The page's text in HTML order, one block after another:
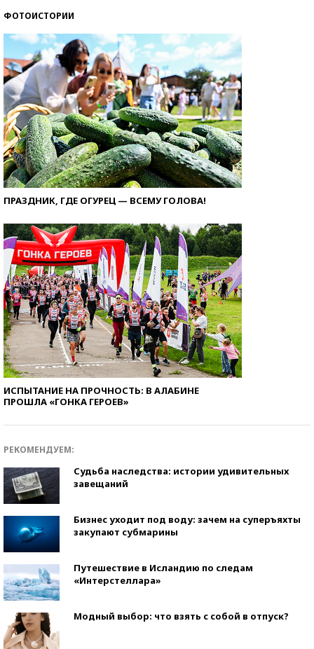
ФОТОИСТОРИИ
ПРАЗДНИК, ГДЕ ОГУРЕЦ — ВСЕМУ ГОЛОВА!
ИСПЫТАНИЕ НА ПРОЧНОСТЬ: В АЛАБИНЕ
ПРОШЛА «ГОНКА ГЕРОЕВ»
РЕКОМЕНДУЕМ:
Судьба наследства: истории удивительных
завещаний
Бизнес уходит под воду: зачем на суперъяхты
закупают субмарины
Путешествие в Исландию по следам
«Интерстеллара»
Модный выбор: что взять с собой в отпуск?